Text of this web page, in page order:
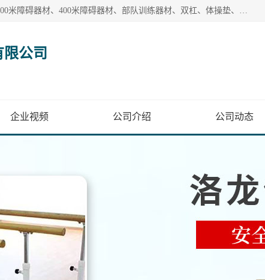
【1分钟前更新】盐山洛龙体育器材销售有限公司批量供应：300米障碍器材、400米障碍器材、部队训练器材、双杠、体操垫、舞蹈把杆等产品。盐山洛龙体育器材销售有限公司经过多年的发展，集研发，生产，销售，售后服务为一体. 奉行“质量，信誉，服务”的宗旨，以开拓创新的精神和真诚守信的态度积极进取。
公司
企业视频 公司介绍 公司动态